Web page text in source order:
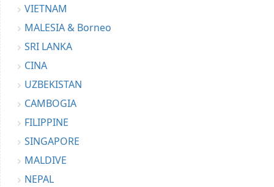
VIETNAM
MALESIA & Borneo
SRI LANKA
CINA
UZBEKISTAN
CAMBOGIA
FILIPPINE
SINGAPORE
MALDIVE
NEPAL